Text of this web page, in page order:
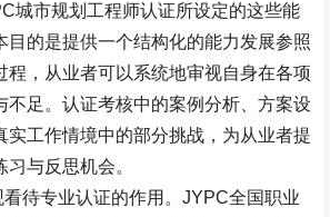
城市规划工程师认证所设定的这些能
目的是提供一个结构化的能力发展参照
程，从业者可以系统地审视自身在各项
不足。认证考核中的案例分析、方案设
实工作情境中的部分挑战，为从业者提
与反思机会。
待专业认证的作用。JYPC全国职业